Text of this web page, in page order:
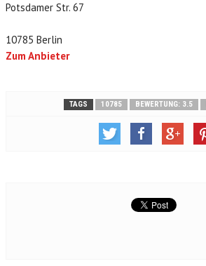
Potsdamer Str. 67
10785 Berlin
Zum Anbieter
TAGS 10785 BEWERTUNG: 3.5